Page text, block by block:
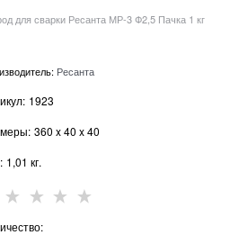
для сварки Ресанта МР-3 Ф2,5 Пачка 1 кг
Ресанта
1923
360 x40 x40
1,01 кг.